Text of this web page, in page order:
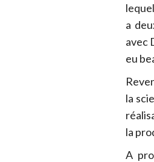
a
avec
eu
la
la
A